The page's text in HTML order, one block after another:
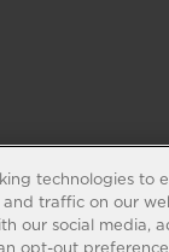
technologies to
traffic on our
our social media,